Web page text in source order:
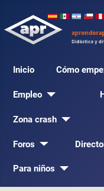
Inicio Cómo
Empleo
Zona crash
Foros
Para niños